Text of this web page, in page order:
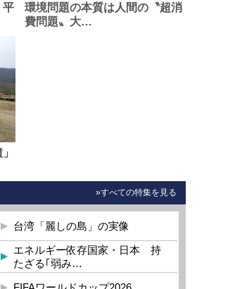
平
環境問題の本質は人間の〝超消
費問題〟大…
»すべての特集を見る
台湾「麗しの島」の実像
エネルギー依存国家・日本 持
たざる｢弱み…